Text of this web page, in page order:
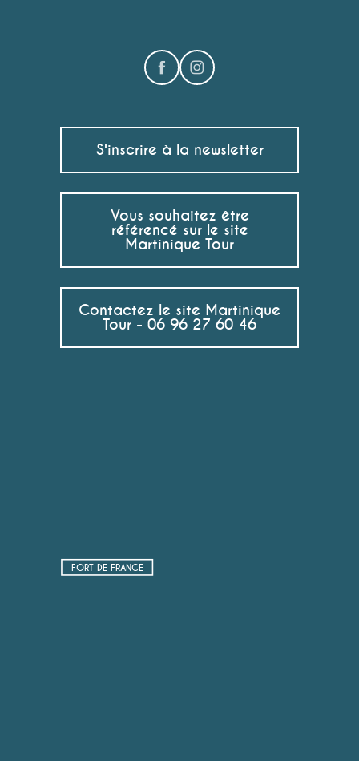
S'inscrire à la newsletter
Vous souhaitez être
référencé sur le site
Martinique Tour
Contactez le site Martinique
Tour - 06 96 27 60 46
FORT DE FRANCE